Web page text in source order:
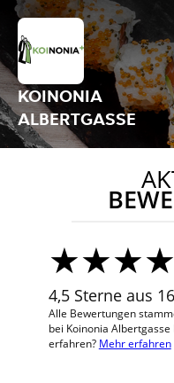
KOINONIA
ALBERTGASSE
4,5 Sterne aus
Alle Bewertungen
bei Koinonia
erfahren? Mehr erfahren